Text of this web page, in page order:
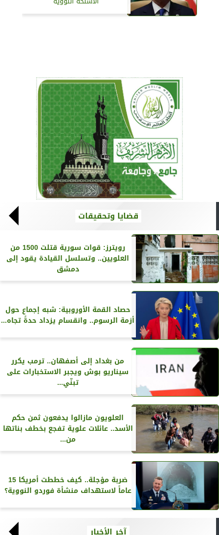
قضايا وتحقيقات
رويترز‏: قوات سورية قتلت 1500 من
العلويين.. وتسلسل القيادة يقود إلى
دمشق
حصاد القمة الأوروبية: شبه إجماع حول
أزمة الرسوم.. وانقسام يزداد حدةً تجاه...
من بغداد إلى أصفهان.. ترمب يكرر
سيناريو بوش ويجبر الاستخبارات على
تبنّي...
العلويون مازالوا يدفعون ثمن حكم
الأسد.. عائلات علوية تفجع بخطف بناتها
من...
ضربة مؤجلة.. كيف خططت أمريكا 15
عاماً لاستهداف منشأة فوردو النووية؟
آخر الأخبار